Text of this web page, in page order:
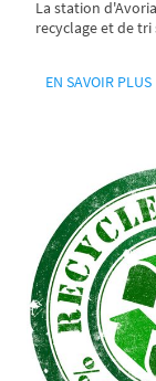
La station
recyclage et de tri
EN SAVOIR PLUS